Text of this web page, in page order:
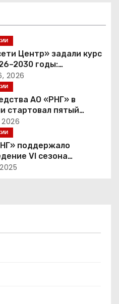
Центр» задали курс
годы:
в надежность и
политика
2026
АО «РНГ» в
стартовал пятый
конкурс в сфере
поддержало
VI сезона
детско-